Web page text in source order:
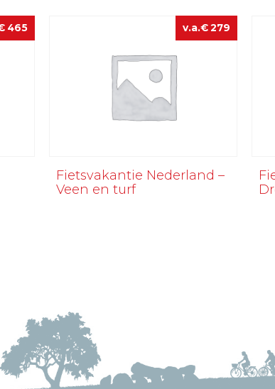
465
Fietsvakantie Nederland –
Veen en turf
€279